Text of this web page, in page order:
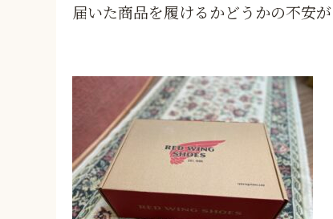
届いた商品を履けるかどうかの不安